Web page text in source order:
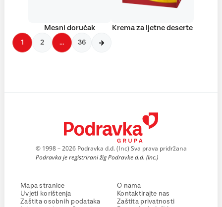
Mesni doručak Krema za ljetne deserte
1 2 … 36
© 1998 – 2026 Podravka d.d. (Inc) Sva prava pridržana
Podravka je registrirani žig Podravke d.d. (Inc.)
Mapa stranice
Uvjeti korištenja
Zaštita osobnih podataka
O nama
Kontaktirajte nas
Zaštita privatnosti